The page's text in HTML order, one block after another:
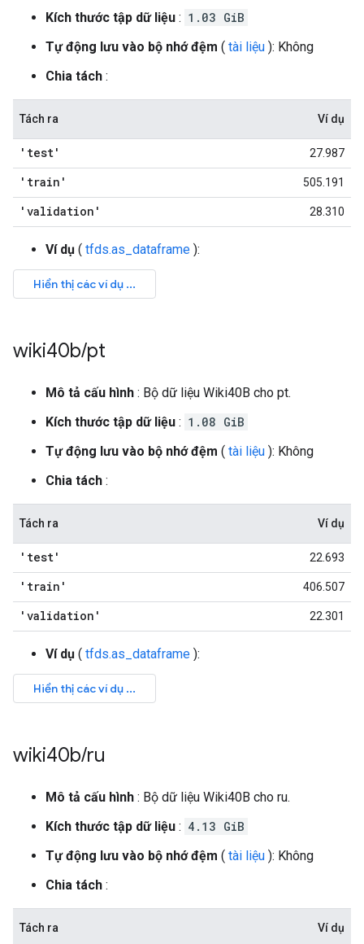
Kích thước tập dữ liệu : 1.03 GiB
Tự động lưu vào bộ nhớ đệm ( tài liệu ): Không
Chia tách :
Tách ra Ví dụ
'test' 27.987
'train' 505.191
'validation' 28.310
Ví dụ ( tfds.as_dataframe ):
wiki40b/pt
Mô tả cấu hình : Bộ dữ liệu Wiki40B cho pt.
Kích thước tập dữ liệu : 1.08 GiB
Tự động lưu vào bộ nhớ đệm ( tài liệu ): Không
Chia tách :
Tách ra Ví dụ
'test' 22.693
'train' 406.507
'validation' 22.301
Ví dụ ( tfds.as_dataframe ):
wiki40b/ru
Mô tả cấu hình : Bộ dữ liệu Wiki40B cho ru.
Kích thước tập dữ liệu : 4.13 GiB
Tự động lưu vào bộ nhớ đệm ( tài liệu ): Không
Chia tách :
Tách ra Ví dụ